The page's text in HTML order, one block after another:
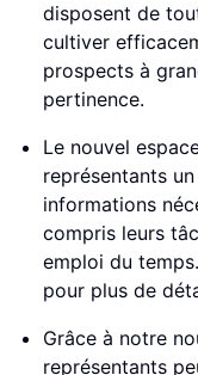
disposent de
cultiver
prospects à
pertinence.
Le nouvel
représentants
informations
compris leurs
emploi du
pour plus de
Grâce à notre
représentants